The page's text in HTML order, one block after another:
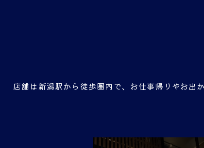
店舗は新潟駅から徒歩圏内で、お仕事帰りやお出